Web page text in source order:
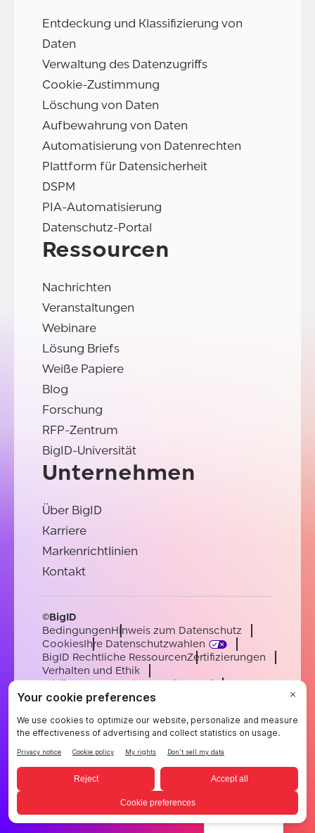
Entdeckung und Klassifizierung von
Daten
Verwaltung des Datenzugriffs
Cookie-Zustimmung
Löschung von Daten
Aufbewahrung von Daten
Automatisierung von Datenrechten
Plattform für Datensicherheit
DSPM
PIA-Automatisierung
Datenschutz-Portal
Ressourcen
Nachrichten
Veranstaltungen
Webinare
Lösung Briefs
Weiße Papiere
Blog
Forschung
RFP-Zentrum
BigID-Universität
Unternehmen
Über BigID
Karriere
Markenrichtlinien
Kontakt
©BigID
BedingungenHinweis zum Datenschutz
CookiesIhre Datenschutzwahlen
BigID Rechtliche RessourcenZertifizierungen
Verhalten und Ethik
Erklärung zur modernen Sklaverei
Unterauftragsverarbeiter
EnglishGermanFrenchSpanishPortuguese
German